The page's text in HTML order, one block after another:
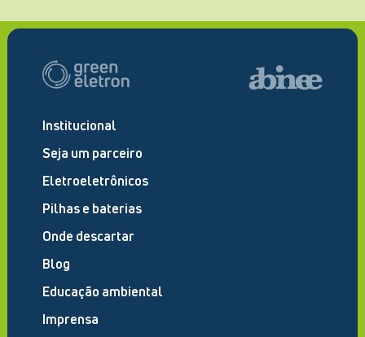
Institucional
Seja um parceiro
Eletroeletrônicos
Pilhas e baterias
Onde descartar
Blog
Educação ambiental
Imprensa